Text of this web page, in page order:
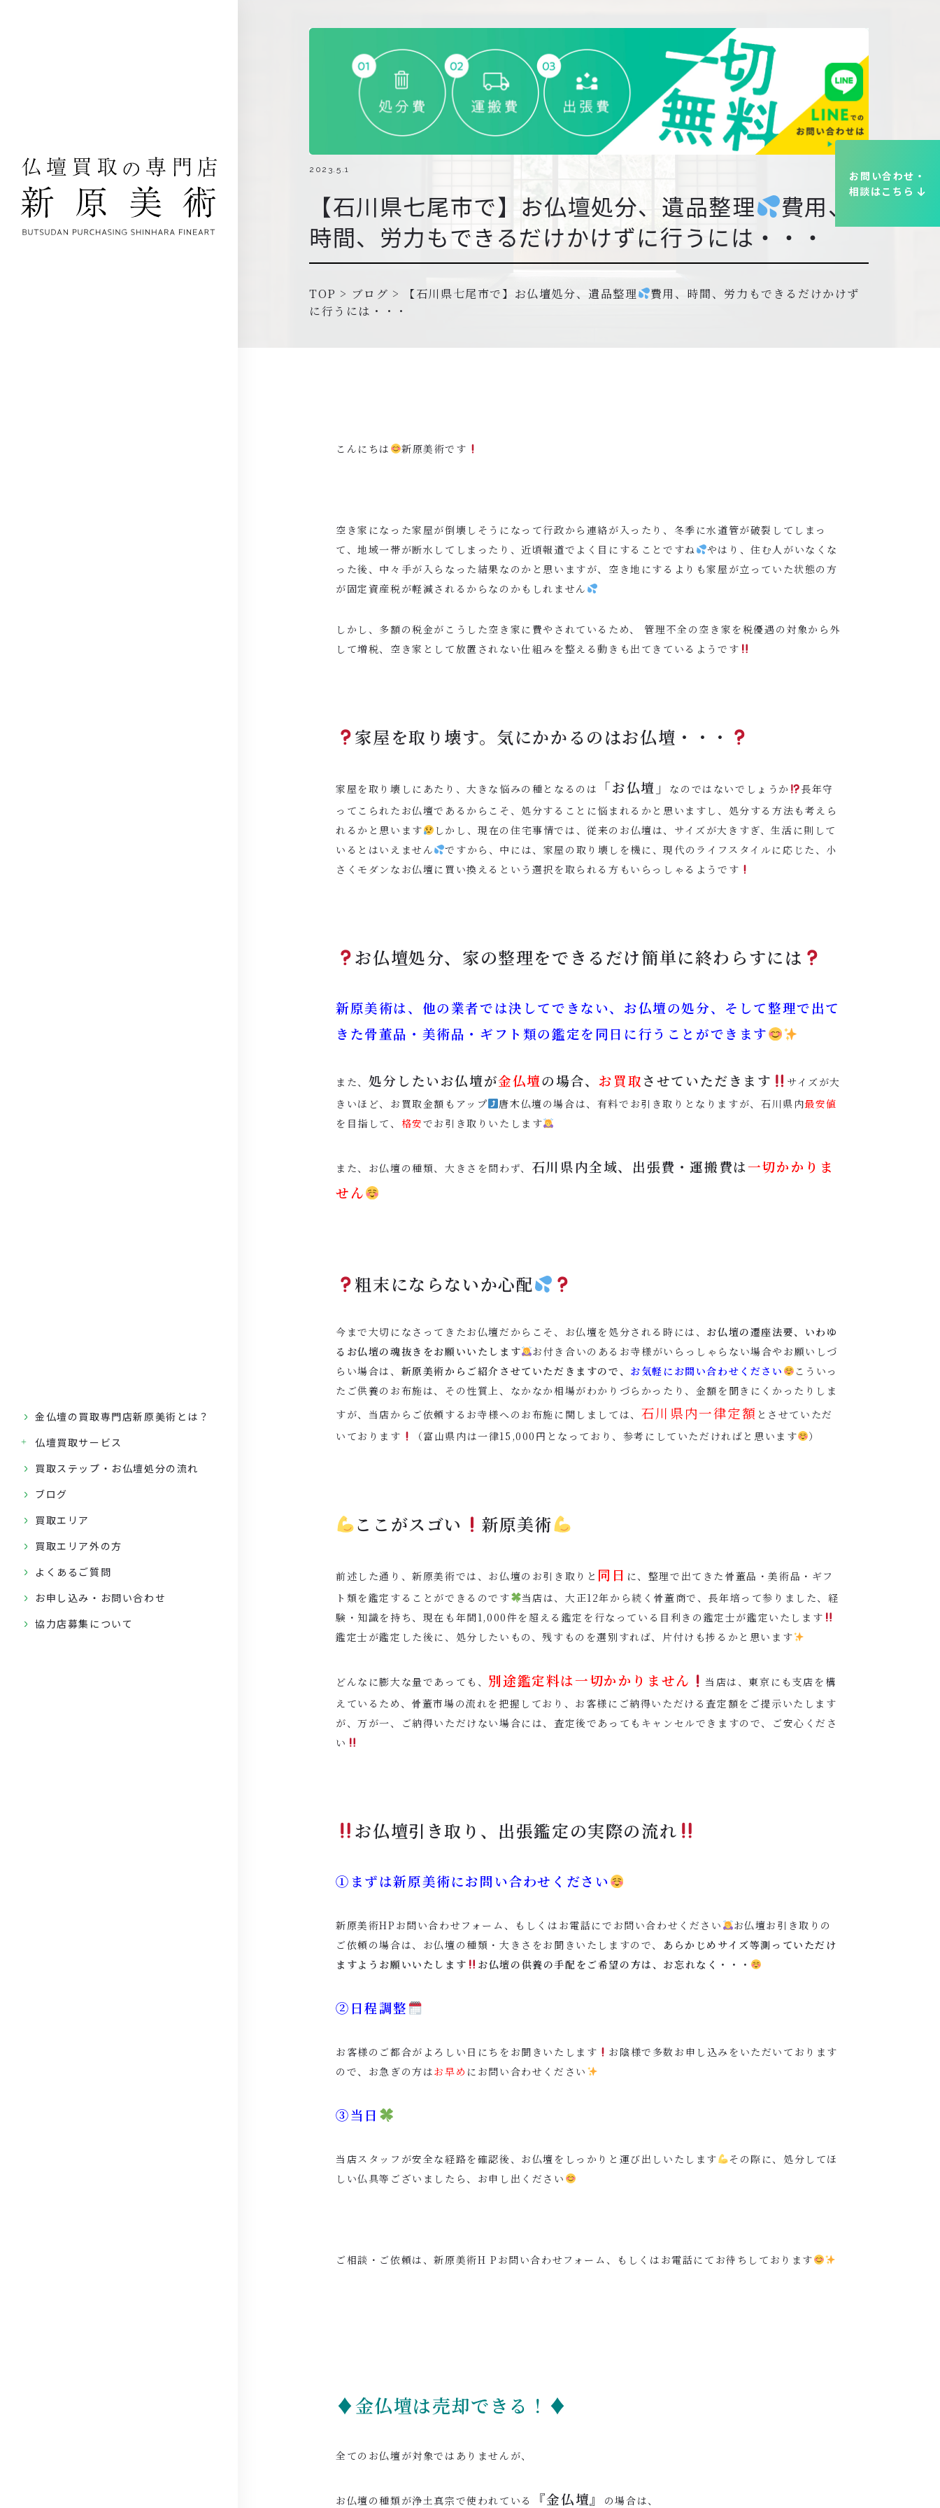
金仏壇の買取専門店新原美術とは？
仏壇買取サービス
買取ステップ・お仏壇処分の流れ
ブログ
買取エリア
買取エリア外の方
よくあるご質問
お申し込み・お問い合わせ
協力店募集について
2023.5.1
【石川県七尾市で】お仏壇処分、遺品整理
費用、
時間、労力もできるだけかけずに行うには・・・
TOP > ブログ > 【石川県七尾市で】お仏壇処分、遺品整理
費用、時間、労力もできるだけかけず
に行うには・・・
こんにちは 新原美術です
空き家になった家屋が倒壊しそうになって行政から連絡が入ったり、冬季に水道管が破裂してしまっ
て、地域一帯が断水してしまったり、近頃報道でよく目にすることですね
やはり、住む人がいなくな
った後、中々手が入らなった結果なのかと思いますが、空き地にするよりも家屋が立っていた状態の方
が固定資産税が軽減されるからなのかもしれません
しかし、多額の税金がこうした空き家に費やされているため、 管理不全の空き家を税優遇の対象から外
して増税、空き家として放置されない仕組みを整える動きも出てきているようです
家屋を取り壊す。気にかかるのはお仏壇・・・
家屋を取り壊しにあたり、大きな悩みの種となるのは 「お仏壇」 なのではないでしょうか
長年守
ってこられたお仏壇であるからこそ、処分することに悩まれるかと思いますし、処分する方法も考えら
れるかと思います
しかし、現在の住宅事情では、従来のお仏壇は、サイズが大きすぎ、生活に則して
いるとはいえません
ですから、中には、家屋の取り壊しを機に、現代のライフスタイルに応じた、小
さくモダンなお仏壇に買い換えるという選択を取られる方もいらっしゃるようです
お仏壇処分、家の整理をできるだけ簡単に終わらすには
新原美術は、他の業者では決してできない、お仏壇の処分、そして整理で出て
きた骨董品・美術品・ギフト類の鑑定を同日に行うことができます
また、 処分したいお仏壇が金仏壇の場合、 お買取させていただきます
サイズが大
きいほど、お買取金額もアップ
唐木仏壇の場合は、有料でお引き取りとなりますが、石川県内最安値
を目指して、 格安でお引き取りいたします
また、お仏壇の種類、大きさを問わず、 石川県内全域、出張費・運搬費は一切かかりま
せん
粗末にならないか心配
今まで大切になさってきたお仏壇だからこそ、お仏壇を処分される時には、 お仏壇の遷座法要、いわゆ
るお仏壇の魂抜きをお願いいたします
お付き合いのあるお寺様がいらっしゃらない場合やお願いしづ
らい場合は、 新原美術からご紹介させていただきますので、 お気軽にお問い合わせください
こういっ
たご供養のお布施は、その性質上、なかなか相場がわかりづらかったり、金額を聞きにくかったりしま
すが、当店からご依頼するお寺様へのお布施に関しましては、 石川県内一律定額 とさせていただ
いております
（富山県内は一律15,000円となっており、参考にしていただければと思います ）
ここがスゴい 新原美術
前述した通り、新原美術では、お仏壇のお引き取りと 同日 に、整理で出てきた骨董品・美術品・ギフ
ト類を鑑定することができるのです
当店は、大正12年から続く骨董商で、長年培って参りました、経
験・知識を持ち、現在も年間1,000件を超える鑑定を行なっている目利きの鑑定士が鑑定いたします
鑑定士が鑑定した後に、処分したいもの、残すものを選別すれば、片付けも捗るかと思います
どんなに膨大な量であっても、 別途鑑定料は一切かかりません
当店は、東京にも支店を構
えているため、骨董市場の流れを把握しており、お客様にご納得いただける査定額をご提示いたします
が、万が一、ご納得いただけない場合には、査定後であってもキャンセルできますので、ご安心くださ
い
お仏壇引き取り、出張鑑定の実際の流れ
①まずは新原美術にお問い合わせください
新原美術HPお問い合わせフォーム、もしくはお電話にでお問い合わせください
お仏壇お引き取りの
ご依頼の場合は、お仏壇の種類・大きさをお聞きいたしますので、 あらかじめサイズ等測っていただけ
ますようお願いいたします
お仏壇の供養の手配をご希望の方は、お忘れなく・・・
②日程調整
お客様のご都合がよろしい日にちをお聞きいたします
お陰様で多数お申し込みをいただいております
ので、お急ぎの方はお早め にお問い合わせください
③当日
当店スタッフが安全な経路を確認後、お仏壇をしっかりと運び出しいたします
その際に、処分してほ
しい仏具等ございましたら、お申し出ください
ご相談・ご依頼は、新原美術H Pお問い合わせフォーム、もしくはお電話にてお待ちしております
♦金仏壇は売却できる！♦
全てのお仏壇が対象ではありませんが、
お仏壇の種類が浄土真宗で使われている 『金仏壇』 の場合は、
お問い合わせ・
相談はこちら